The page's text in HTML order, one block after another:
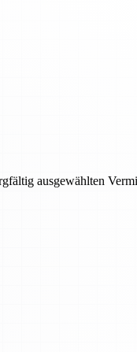
ausgewählten